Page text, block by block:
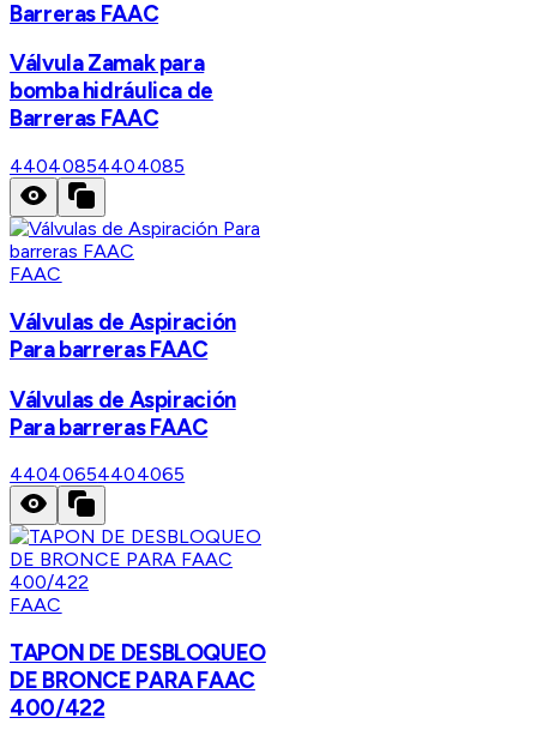
Barreras FAAC
Válvula Zamak para
bomba hidráulica de
Barreras FAAC
44040854404085
FAAC
Válvulas de Aspiración
Para barreras FAAC
Válvulas de Aspiración
Para barreras FAAC
44040654404065
FAAC
TAPON DE DESBLOQUEO
DE BRONCE PARA FAAC
400/422